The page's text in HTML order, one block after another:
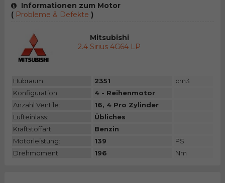
Informationen zum Motor
(Probleme & Defekte )
Mitsubishi
2.4 Sirius 4G64 LP
Hubraum: 2351
cm3
Konfiguration:
4 - Reihenmotor
Anzahl Ventile:
16, 4 Pro Zylinder
Lufteinlass:
Übliches
Kraftstoffart:
Benzin
Motorleistung:
139
PS
Drehmoment:
196 Nm